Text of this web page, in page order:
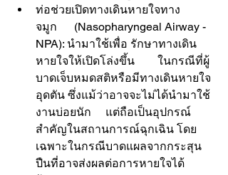
ท่อช่วยเปิดทางเดินหายใจทาง
จมูก      (Nasopharyngeal Airway -
NPA): นำมาใช้เพื่อ รักษาทางเดิน
หายใจให้เปิดโล่งขึ้น        ในกรณีที่ผู้
บาดเจ็บหมดสติหรือมีทางเดินหายใจ
อุดตัน ซึ่งแม้ว่าอาจจะไม่ได้นำมาใช้
งานบ่อยนัก     แต่ถือเป็นอุปกรณ์
สำคัญในสถานการณ์ฉุกเฉิน โดย
เฉพาะในกรณีบาดแผลจากกระสุน
ปืนที่อาจส่งผลต่อการหายใจได้